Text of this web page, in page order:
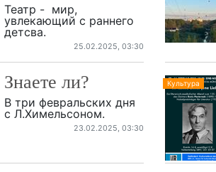
Театр - мир,
увлекающий с раннего
детсва.
25.02.2025, 03:30
Знаете ли?
В три февральских дня
с Л.Химельсоном.
23.02.2025, 03:30
Культура